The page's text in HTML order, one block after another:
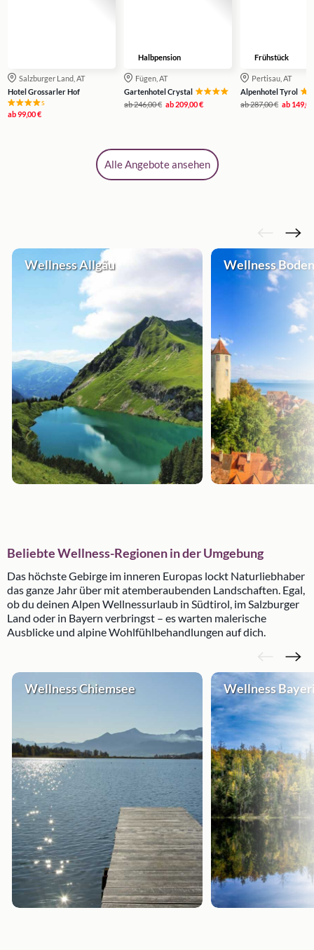
Salzburger Land, AT
Hotel Grossarler Hof
s
ab99,00 €
Halbpension
Fügen, AT
Gartenhotel Crystal
ab246,00 € ab209,00 €
Frühstück
Pertisau, AT
Alpenhotel Tyrol
ab287,00 € ab
Alle Angebote ansehen
Wellness Allgäu Wellness
Beliebte Wellness-Regionen in der Umgebung
Das höchste Gebirge im inneren Europas lockt Naturliebhaber
das ganze Jahr über mit atemberaubenden Landschaften. Egal,
ob du deinen Alpen Wellnessurlaub in Südtirol, im Salzburger
Land oder in Bayern verbringst – es warten malerische
Ausblicke und alpine Wohlfühlbehandlungen auf dich.
Wellness Chiemsee Wellness